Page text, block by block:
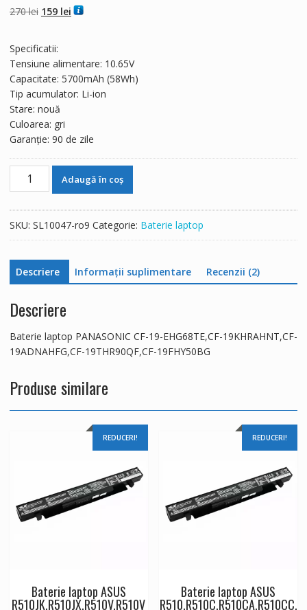
baza a
evaluări
de la clienți
270lei Prețul
fost:
270 lei.
159 leiPrețul
Specificatii:
Tensiune alimentare: 10.65V
Capacitate: 5700mAh (58Wh)
Tip acumulator: Li-ion
Stare: nouă
Culoarea: gri
Garanție: 90 de zile
Cantitate
CF-
EHG68TE,CF-
19KHRAHNT,CF-
19THR90QF,CF-
Adaugă în coș
SKU: SL10047-ro9 Categorie: Baterie laptop
Descriere Informații suplimentare Recenzii (2)
Descriere
Baterie laptop PANASONIC CF-19-EHG68TE,CF-19KHRAHNT,CF-
19ADNAHFG,CF-19THR90QF,CF-19FHY50BG
Produse similare
REDUCERI!
Baterie laptop ASUS
R510JK,R510JX,R510V,R510V
REDUCERI!
Baterie laptop ASUS
R510,R510C,R510CA,R510CC,